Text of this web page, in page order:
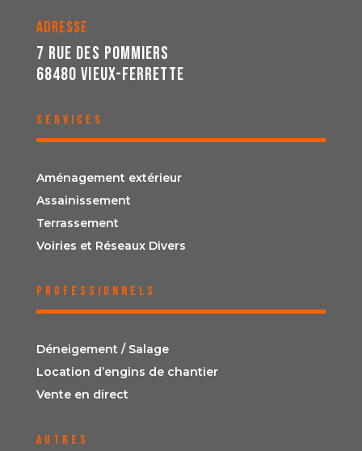
ADRESSE
7 rue des Pommiers
68480 VIEUX-FERRETTE
SERVICES
Aménagement extérieur
Assainissement
Terrassement
Voiries et Réseaux Divers
PROFESSIONNELS
Déneigement / Salage
Location d’engins de chantier
Vente en direct
AUTRES